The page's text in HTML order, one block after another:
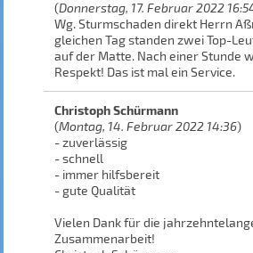
(Donnerstag, 17. Februar 2022
Wg. Sturmschaden direkt Herrn
gleichen Tag standen zwei Top-
auf der Matte. Nach einer Stunde
Respekt! Das ist mal ein Service.
Christoph Schürmann
(Montag, 14. Februar 2022 14:36)
- zuverlässig
- schnell
- immer hilfsbereit
- gute Qualität
Vielen Dank für die
Zusammenarbeit!